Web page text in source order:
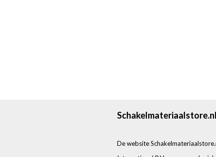
Schakelmateriaalstore.nl
De website